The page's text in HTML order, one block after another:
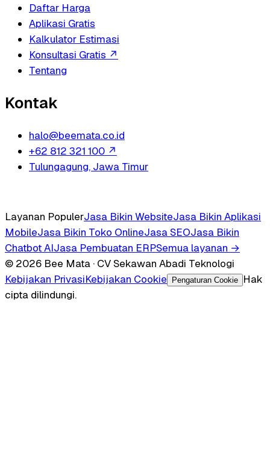
Daftar Harga
Aplikasi Gratis
Kalkulator Estimasi
Konsultasi Gratis ↗
Tentang
Kontak
halo@beemata.co.id
+62 812 321 100 ↗
Tulungagung, Jawa Timur
Layanan PopulerJasa Bikin WebsiteJasa Bikin Aplikasi
MobileJasa Bikin Toko OnlineJasa SEOJasa Bikin
Chatbot AIJasa Pembuatan ERPSemua layanan →
© 2026 Bee Mata · CV Sekawan Abadi Teknologi
Kebijakan PrivasiKebijakan Cookie Pengaturan Cookie
Hak
cipta dilindungi.